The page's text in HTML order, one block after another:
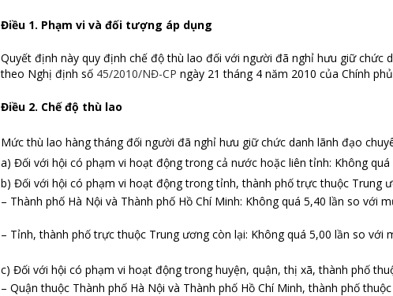
Điều 1. Phạm vi và đối tượng áp dụng
Quyết định này quy định chế độ thù lao đối với người đã nghỉ hưu giữ
theo Nghị định số 45/2010/NĐ-CP ngày 21 tháng 4 năm 2010 của Chính
Điều 2. Chế độ thù lao
Mức thù lao hàng tháng đối người đã nghỉ hưu giữ chức danh lãnh đạo
a) Đối với hội có phạm vi hoạt động trong cả nước hoặc liên tỉnh: Không
b) Đối với hội có phạm vi hoạt động trong tỉnh, thành phố trực thuộc Trung
– Thành phố Hà Nội và Thành phố Hồ Chí Minh: Không quá 5,40 lần so với
– Tỉnh, thành phố trực thuộc Trung ương còn lại: Không quá 5,00 lần so với
c) Đối với hội có phạm vi hoạt động trong huyện, quận, thị xã, thành phố
– Quận thuộc Thành phố Hà Nội và Thành phố Hồ Chí Minh, thành phố